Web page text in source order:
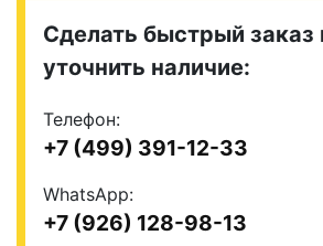
Сделать быстрый заказ
уточнить наличие:
Телефон:
+7 (499) 391-12-33
WhatsApp:
+7 (926) 128-98-13